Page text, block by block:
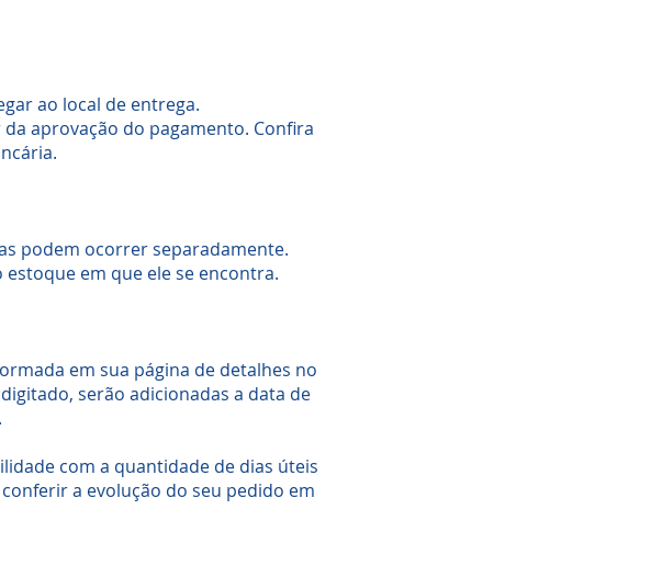
ao local de entrega.
aprovação do pagamento. Confira
podem ocorrer separadamente.
em que ele se encontra.
em sua página de detalhes no
serão adicionadas a data de
com a quantidade de dias úteis
a evolução do seu pedido em